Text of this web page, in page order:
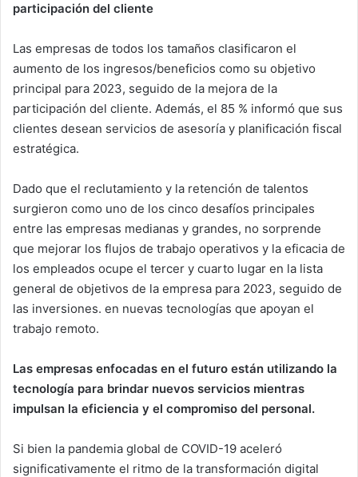
participación del cliente
Las empresas de todos los tamaños clasificaron el
aumento de los ingresos/beneficios como su objetivo
principal para 2023, seguido de la mejora de la
participación del cliente. Además, el 85 % informó que sus
clientes desean servicios de asesoría y planificación fiscal
estratégica.
Dado que el reclutamiento y la retención de talentos
surgieron como uno de los cinco desafíos principales
entre las empresas medianas y grandes, no sorprende
que mejorar los flujos de trabajo operativos y la eficacia de
los empleados ocupe el tercer y cuarto lugar en la lista
general de objetivos de la empresa para 2023, seguido de
las inversiones. en nuevas tecnologías que apoyan el
trabajo remoto.
Las empresas enfocadas en el futuro están utilizando la
tecnología para brindar nuevos servicios mientras
impulsan la eficiencia y el compromiso del personal.
Si bien la pandemia global de COVID-19 aceleró
significativamente el ritmo de la transformación digital